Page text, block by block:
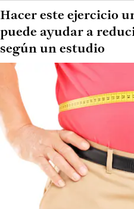
Hacer este ejercicio
puede ayudar a
según un estudio